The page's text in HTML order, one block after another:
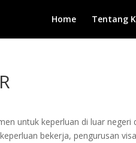
Home Tentang
untuk keperluan di luar negeri
bekerja, pengurusan